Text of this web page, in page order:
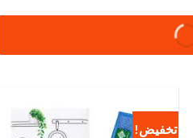
تخفيض!